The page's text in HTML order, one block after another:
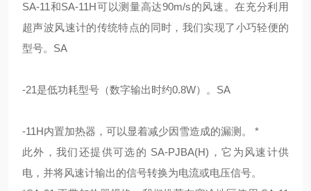
SA-11和SA-11H可以测量高达90m/s的风速。在充分利用
超声波风速计的传统特点的同时，我们实现了小巧轻便的
型号。SA
-21是低功耗型号（数字输出时约0.8W）。SA
-11H内置加热器，可以显着减少因雪造成的漏测。 *
此外，我们还提供可选的 SA-PJBA(H)，它为风速计供
电，并将风速计输出的信号转换为电流或电压信号。